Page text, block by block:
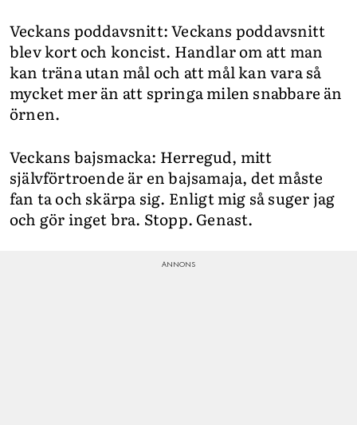
Veckans poddavsnitt: Veckans poddavsnitt
blev kort och koncist. Handlar om att man
kan träna utan mål och att mål kan vara så
mycket mer än att springa milen snabbare än
örnen.
Veckans bajsmacka: Herregud, mitt
självförtroende är en bajsamaja, det måste
fan ta och skärpa sig. Enligt mig så suger jag
och gör inget bra. Stopp. Genast.